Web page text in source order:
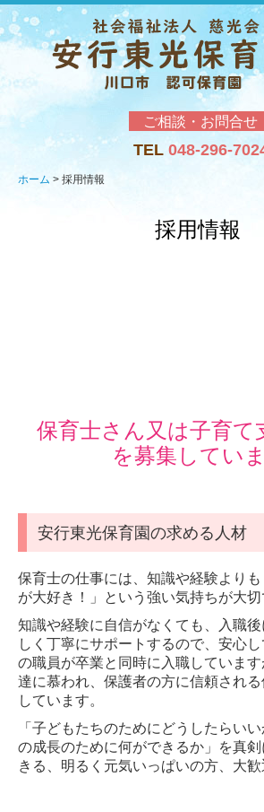
職員の一日
ご相談・お問合せ
TEL 048-296-
ホーム 採用情報
採用情報
保育士さん又は子育て
を募集してい
安行東光保育園の求める人材
保育士の仕事には、知識や経験より
が大好き！」という強い気持ちが大切
知識や経験に自信がなくても、入職
しく丁寧にサポートするので、安心し
の職員が卒業と同時に入職していま
達に慕われ、保護者の方に信頼され
しています。
「子どもたちのためにどうしたらい
の成長のために何ができるか」を真
きる、明るく元気いっぱいの方、大歓